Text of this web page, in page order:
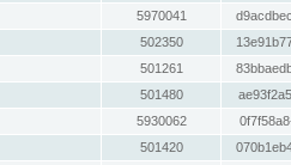
5970041
502350
501261
501480
5930062
501420